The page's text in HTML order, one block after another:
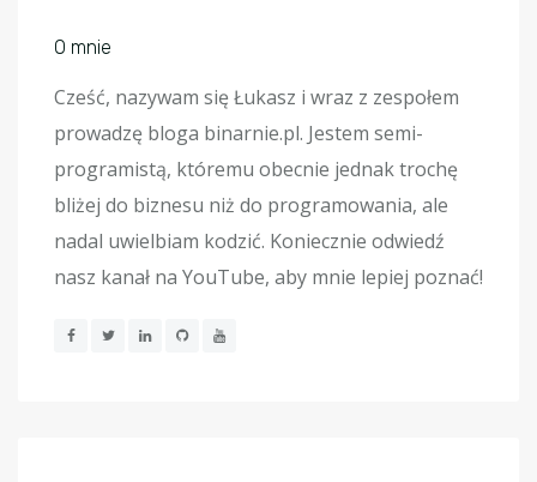
O mnie
Cześć, nazywam się Łukasz i wraz z zespołem
prowadzę bloga binarnie.pl. Jestem semi-
programistą, któremu obecnie jednak trochę
bliżej do biznesu niż do programowania, ale
nadal uwielbiam kodzić. Koniecznie odwiedź
nasz kanał na YouTube, aby mnie lepiej poznać!